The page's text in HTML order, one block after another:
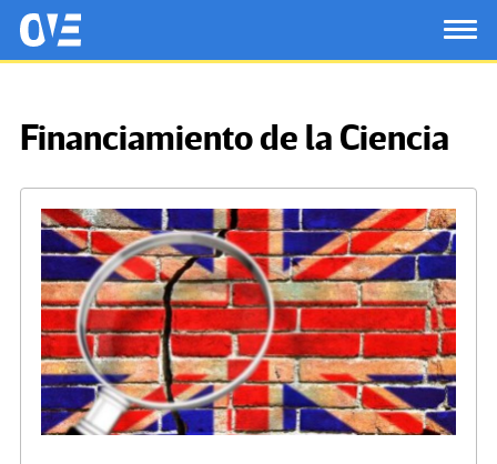
Saltar al contenido principal
OtrasVocesenEducacion.org
Financiamiento de la Ciencia